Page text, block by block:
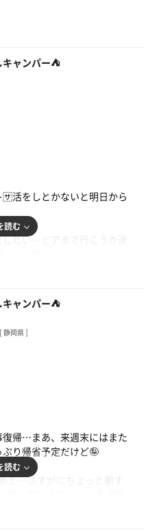
リニティかななつぼしなん
が終わってガラガラと言っ
なつぼし♨️
い時間帯は空いてる。これ
ッカーも普通に空いていた
。
けどサウナの名称スタジア
クは8分セット。いい感じに
ニッシュ🚀
ーシングで豊橋向かうこと
とうちゃこしたのは2日ぶ
がする……とはいえちょっ
けでも汗だく汁ダクのこの
。
なぁ…けど待ちも出ないし
いかな。
カラカラサウナを楽しみま
いつもの🤔
て退館。
交換やってもらいに豊橋
はある…豊橋かぁ…(意味
の準備も晚メッシの準備も
らええやん(’~`*)ｴｴﾔﾝ
⸒⸒に乗り込んで和合町を目
IN‹‹\(´ω` )/››
たみたい🤣
サウナはそこまで混んでな
た。
イス🍅🍳🍚
チキンライスがパンパンで
)ｳﾏｰ。
して……腹パン(*°∀、°*)
ニッシュ🚀
ャンパー⛺
活をしとかないと明日から
たい…ピアまで行こうか迷
っていた……
てたら晩飯もってタイミン
買っといて今日はウチ晚メ
で連休ラスト🈂️活にしよ
ぁ……💭
あそれはそれで向かうは中
り。連休ラスト🈂️活はしお
りちゃんでキメましょう(*•̀ㅂ•́)و✧
読む
ャンパー⛺
[ 静岡県 ]
復帰…まあ、来週末にはまた
り帰省予定だけど🤪
た…さすがにちょっと朝す
読む